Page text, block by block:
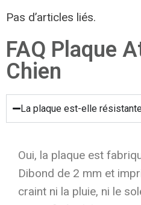
Pas d’articles liés.
FAQ Plaque
Chien
La plaque est-elle
Oui, la plaque est
Dibond de 2 mm et
craint ni la pluie, ni le